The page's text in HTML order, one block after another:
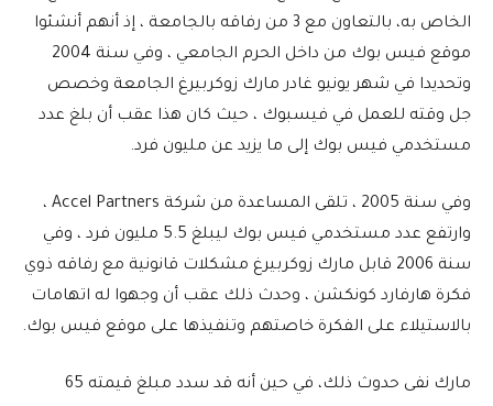
الخاص به، بالتعاون مع 3 من رفاقه بالجامعة ، إذ أنهم أنشئوا
موقع فيس بوك من داخل الحرم الجامعي ، وفي سنة 2004
وتحديدا في شهر يونيو غادر مارك زوكربيرغ الجامعة وخصص
جل وقته للعمل في فيسبوك ، حيث كان هذا عقب أن بلغ عدد
مستخدمي فيس بوك إلى ما يزيد عن مليون فرد.
وفي سنة 2005 ، تلقى المساعدة من شركة Accel Partners ،
وارتفع عدد مستخدمي فيس بوك ليبلغ 5.5 مليون فرد ، وفي
سنة 2006 قابل مارك زوكربيرغ مشكلات قانونية مع رفاقه ذوي
فكرة هارفارد كونكشن ، وحدث ذلك عقب أن وجهوا له اتهامات
بالاستيلاء على الفكرة خاصتهم وتنفيذها على موقع فيس بوك.
مارك نفى حدوث ذلك، في حين أنه قد سدد مبلغ قيمته 65